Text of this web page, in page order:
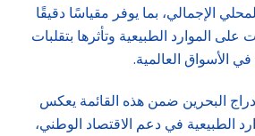
الإجمالي، بما يوفر مقياسًا دقيقًا
على الموارد الطبيعية وتأثرها بتقلبات
الأسواق العالمية.
البحرين ضمن هذه القائمة يعكس
الطبيعية في دعم الاقتصاد الوطني،